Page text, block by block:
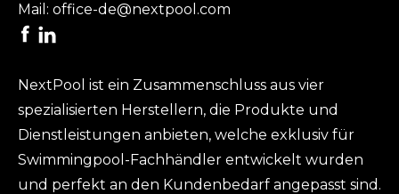
Mail: office-de@nextpool.com
NextPool ist ein Zusammenschluss aus vier
spezialisierten Herstellern, die Produkte und
Dienstleistungen anbieten, welche exklusiv für
Swimmingpool-Fachhändler entwickelt wurden
und perfekt an den Kundenbedarf angepasst sind.